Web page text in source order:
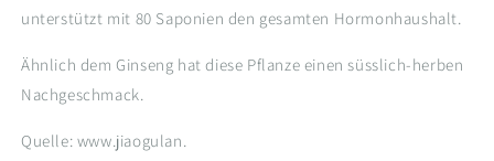
unterstützt mit 80 Saponien den gesamten Hormonhaushalt.
Ähnlich dem Ginseng hat diese Pflanze einen süsslich-herben
Nachgeschmack.
Quelle: www.jiaogulan.